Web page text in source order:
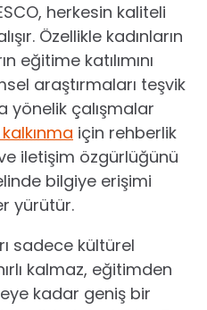
herkesin kaliteli
Özellikle kadınların
eğitime katılımını
araştırmaları teşvik
yönelik çalışmalar
için rehberlik
iletişim özgürlüğünü
bilgiye erişimi
yürütür.
sadece kültürel
kalmaz, eğitimden
kadar geniş bir